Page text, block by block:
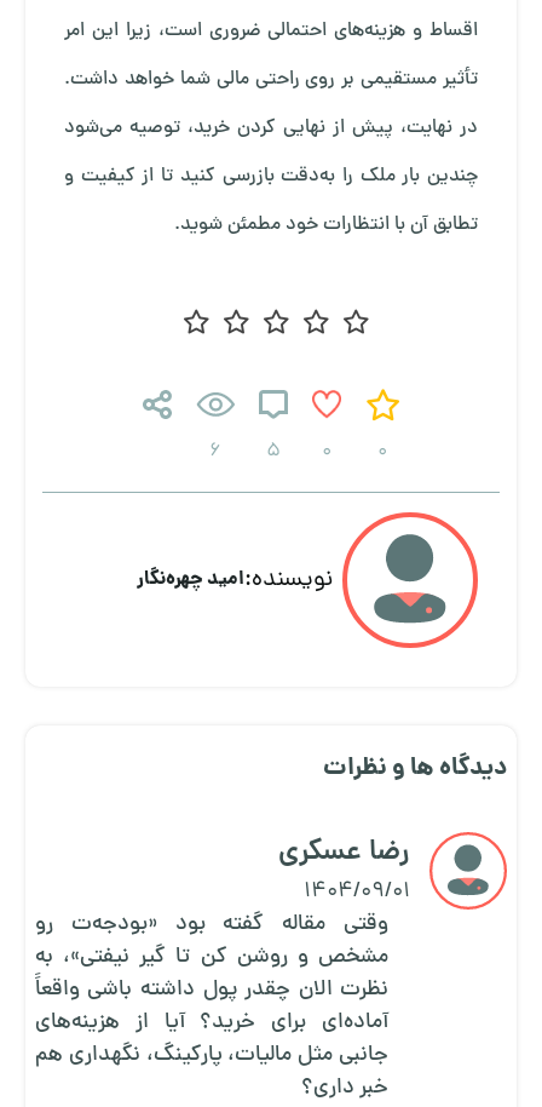
اقساط و هزینه‌های احتمالی ضروری است، زیرا این امر
تأثیر مستقیمی بر روی راحتی مالی شما خواهد داشت.
در نهایت، پیش از نهایی کردن خرید، توصیه می‌شود
چندین بار ملک را به‌دقت بازرسی کنید تا از کیفیت و
تطابق آن با انتظارات خود مطمئن شوید.
0
0
5
6
نویسنده:امید چهره‌نگار
دیدگاه ها و نظرات
رضا عسکری
1404/09/01
وقتی مقاله گفته بود «بودجه‌ت رو
مشخص و روشن کن تا گیر نیفتی»، به
نظرت الان چقدر پول داشته باشی واقعاً
آماده‌ای برای خرید؟ آیا از هزینه‌های
جانبی مثل مالیات، پارکینگ، نگهداری هم
خبر داری؟